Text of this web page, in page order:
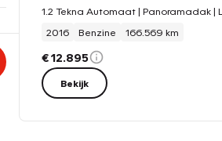
2016
Benzine 166.569 km
€ 12.895
Bekijk